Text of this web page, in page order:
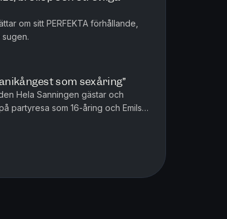
om sitt PERFEKTA förhållande,
som sexåring”
Hela Sanningen gästar och
partyresa som 16-åring och Emils